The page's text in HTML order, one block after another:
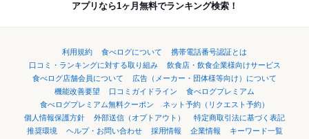
アプリなら1ヶ月無料でランキング検索！
利用規約 食べログについて
携帯電話番号認証とは
口コミ・ランキングに対する取り組み
飲食店・飲食企業様向けサービス
食べログ店舗会員について
広告（メーカー・団体様等向け）について
機能改善要望
口コミガイドライン
食べログプレミアム
食べログプレミアム無料クーポン
ネット予約（リクエスト予約）
個人情報保護方針
外部送信（オプトアウト）
特定商取引法に基づく表記
推奨環境
ヘルプ・お問い合わせ 採用情報 企業情報
キーワード一覧